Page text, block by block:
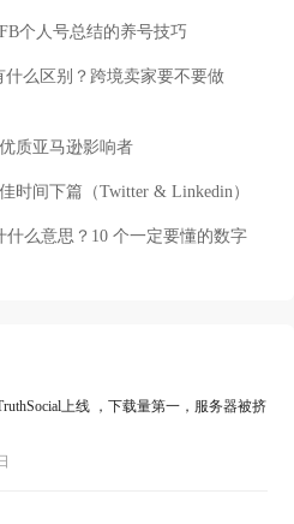
个人号总结的养号技巧
么区别？跨境卖家要不要做
质亚马逊影响者
时间下篇（Twitter & Linkedin）
什么意思？10 个一定要懂的数字
上线 ，下载量第一，服务器被挤